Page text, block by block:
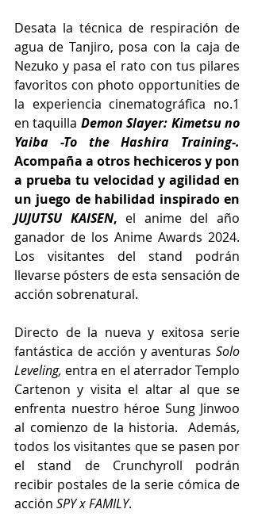
Desata la técnica de respiración de
agua de Tanjiro, posa con la caja de
Nezuko y pasa el rato con tus pilares
favoritos con photo opportunities de
la experiencia cinematográfica no.1
en taquilla Demon Slayer: Kimetsu no
Acompaña a otros hechiceros y pon
a prueba tu velocidad y agilidad en
un juego de habilidad inspirado en
JUJUTSU KAISEN, el anime del año
ganador de los Anime Awards 2024.
Los visitantes del stand podrán
llevarse pósters de esta sensación de
acción sobrenatural.
Directo de la nueva y exitosa serie
fantástica de acción y aventuras Solo
Leveling, entra en el aterrador Templo
Cartenon y visita el altar al que se
enfrenta nuestro héroe Sung Jinwoo
al comienzo de la historia.  Además,
todos los visitantes que se pasen por
el stand de Crunchyroll podrán
recibir postales de la serie cómica de
acción SPY x FAMILY.